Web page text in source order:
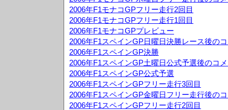
2006年F1モナコGPフリー走行2回目
2006年F1モナコGPフリー走行1回目
2006年F1モナコGPプレビュー
2006年F1スペインGP日曜日決勝レース後の
2006年F1スペインGP決勝
2006年F1スペインGP土曜日公式予選後のコ
2006年F1スペインGP公式予選
2006年F1スペインGPフリー走行3回目
2006年F1スペインGP金曜日フリー走行後の
2006年F1スペインGPフリー走行2回目